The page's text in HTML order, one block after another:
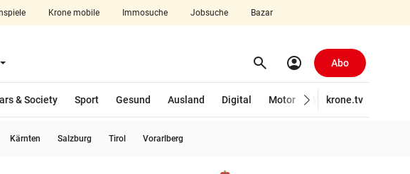
Krone mobile Immosuche Jobsuche Bazar
Menü aufklappen search Suchen
account_circle Abo
& Society Sport Gesund Ausland Digital Motor Wirtschaft
krone.tv
Kärnten Salzburg Tirol Vorarlberg